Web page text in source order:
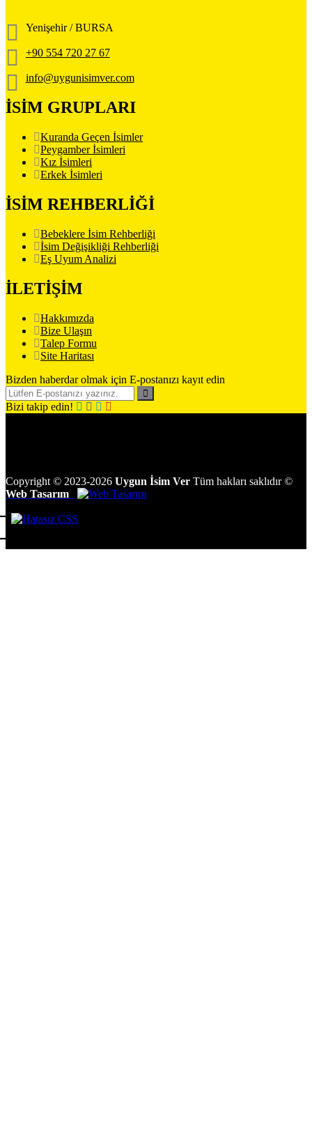
Yenişehir / BURSA
+90 554 720 27 67
info@uygunisimver.com
İSİM GRUPLARI
Kuranda Geçen İsimler
Peygamber İsimleri
Kız İsimleri
Erkek İsimleri
İSİM REHBERLİĞİ
Bebeklere İsim Rehberliği
İsim Değişikliği Rehberliği
Eş Uyum Analizi
İLETİŞİM
Hakkımızda
Bize Ulaşın
Talep Formu
Site Haritası
Bizden haberdar olmak için E-postanızı kayıt edin
Bizi takip edin!
Copyright © 2023-2026 Uygun İsim Ver Tüm hakları saklıdır ©
Web Tasarım